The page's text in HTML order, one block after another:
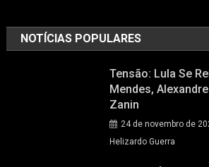
NOTÍCIAS POPULARES
Tensão: Lula Se
Mendes,
Zanin
24 de novembro de
Helizardo Guerra